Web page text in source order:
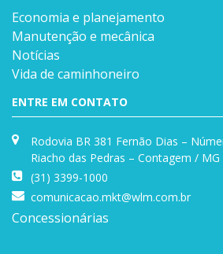
Economia e planejamento
Manutenção e mecânica
Notícias
Vida de caminhoneiro
ENTRE EM CONTATO
Rodovia BR 381 Fernão Dias –
Riacho das Pedras – Contagem / MG
(31) 3399-1000
comunicacao.mkt@wlm.com.br
Concessionárias